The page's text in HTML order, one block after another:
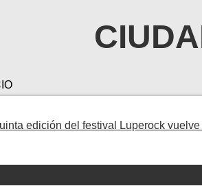
edición del festival Luperock